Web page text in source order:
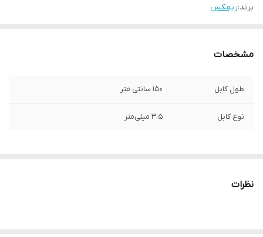
برند:ریمکس
مشخصات
طول کابل 150 سانتی متر
نوع کابل 3.5 میلی‌متر
نظرات